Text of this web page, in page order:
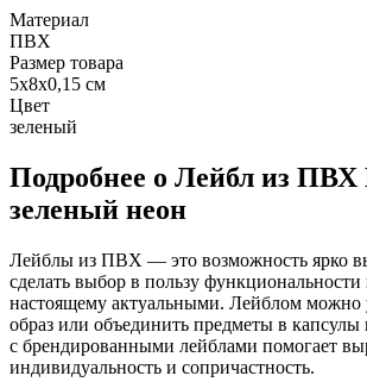
Материал
ПВХ
Размер товара
5х8x0,15 см
Цвет
зеленый
Подробнее о Лейбл из ПВХ
зеленый неон
Лейблы из ПВХ — это возможность ярко
сделать выбор в пользу
настоящему актуальными. Лейблом можно
образ или объединить предметы в
с брендированными лейблами помогает
индивидуальность и сопричастность.